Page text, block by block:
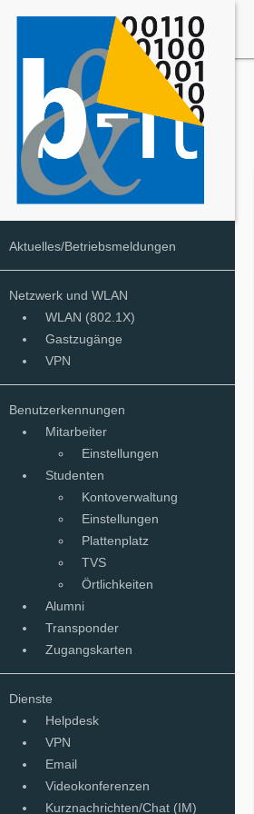
Aktuelles/Betriebsmeldungen
Netzwerk und WLAN
WLAN (802.1X)
Gastzugänge
VPN
Benutzerkennungen
Mitarbeiter
Einstellungen
Studenten
Kontoverwaltung
Einstellungen
Plattenplatz
TVS
Örtlichkeiten
Alumni
Transponder
Zugangskarten
Dienste
Helpdesk
VPN
Email
Videokonferenzen
Kurznachrichten/Chat (IM)